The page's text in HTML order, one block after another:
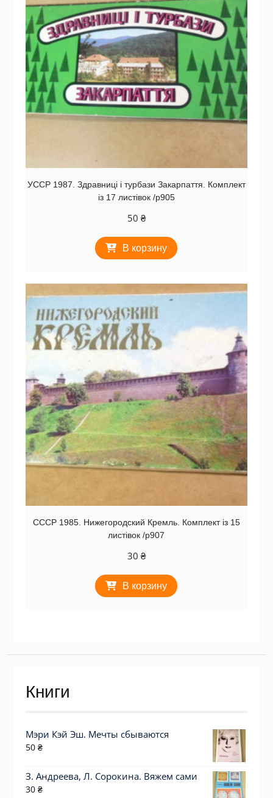
УССР 1987. Здравниці і турбази Закарпаття. Комплект
із 17 листівок /р905
50 ₴
В корзину
СССР 1985. Нижегородский Кремль. Комплект із 15
листівок /р907
30 ₴
В корзину
Книги
Мэри Кэй Эш. Мечты сбываются
50 ₴
З. Андреева, Л. Сорокина. Вяжем сами
30 ₴